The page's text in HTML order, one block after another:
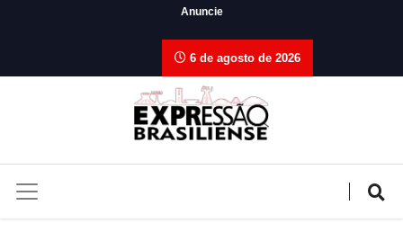
Anuncie
6 de agosto de 2026